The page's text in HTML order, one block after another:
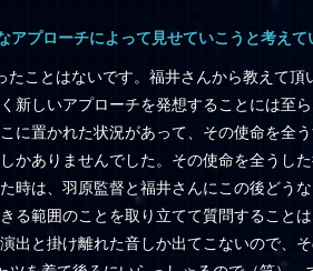
プローチによって見せていこうと考えて
たことはないです。福井さんから教えて
新しいアプローチを発想することには至
に置かれた状況があって、その使命を全
かありませんでした。その使命を全うし
時は、羽原監督と福井さんにこの後どう
る範囲のことを取り立てて質問すること
出と掛け離れた音しか出てこないので、